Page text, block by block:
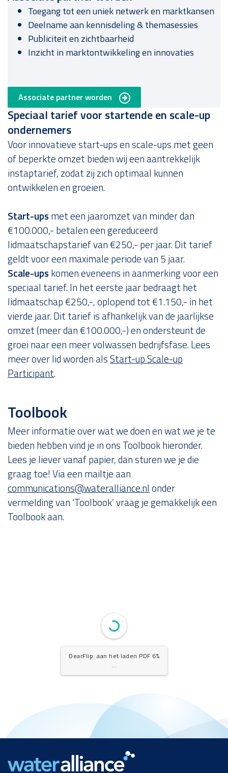
Toegang tot een uniek netwerk en marktkansen
Deelname aan kennisdeling & themasessies
Publiciteit en zichtbaarheid
Inzicht in marktontwikkeling en innovaties
Associate partner worden
Speciaal tarief voor startende en scale-up
ondernemers
Voor innovatieve start-ups en scale-ups met geen
of beperkte omzet bieden wij een aantrekkelijk
instaptarief, zodat zij zich optimaal kunnen
ontwikkelen en groeien.
Start-ups met een jaaromzet van minder dan
€100.000,- betalen een gereduceerd
lidmaatschapstarief van €250,- per jaar. Dit tarief
geldt voor een maximale periode van 5 jaar.
Scale-ups komen eveneens in aanmerking voor een
speciaal tarief. In het eerste jaar bedraagt het
lidmaatschap €250,-, oplopend tot €1.150,- in het
vierde jaar. Dit tarief is afhankelijk van de jaarlijkse
omzet (meer dan €100.000,-) en ondersteunt de
groei naar een meer volwassen bedrijfsfase. Lees
meer over lid worden alsStart-up Scale-up
Participant.
Toolbook
Meer informatie over wat we doen en wat we je te
bieden hebben vind je in ons Toolbook hieronder.
Lees je liever vanaf papier, dan sturen we je die
graag toe! Via een mailtje aan
communications@wateralliance.nl onder
vermelding van ‘Toolbook’ vraag je gemakkelijk een
Toolbook aan.
DearFlip: aan het laden PDF 6%
...